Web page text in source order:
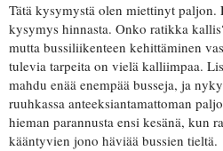
Tätä kysymystä olen miettinyt paljon.
kysymys hinnasta. Onko ratikka
mutta bussiliikenteen kehittäminen
tulevia tarpeita on vielä kalliimpaa.
mahdu enää enempää busseja, ja
ruuhkassa anteeksiantamattoman
hieman parannusta ensi kesänä, kun
kääntyvien jono häviää bussien tieltä.